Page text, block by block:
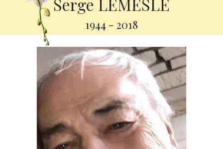
1944 - 2018